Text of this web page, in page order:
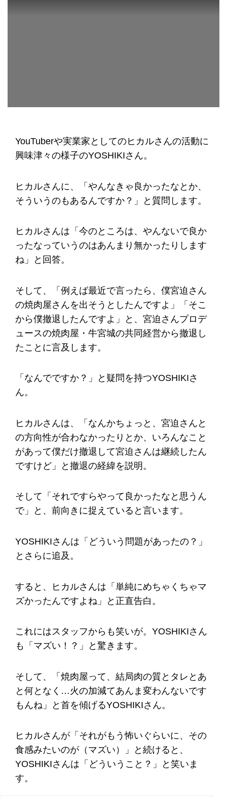
YouTuberや実業家としてのヒカルさんの活動に
興味津々の様子のYOSHIKIさん。
ヒカルさんに、「やんなきゃ良かったなとか、
そういうのもあるんですか？」と質問します。
ヒカルさんは「今のところは、やんないで良か
ったなっていうのはあんまり無かったりします
ね」と回答。
そして、「例えば最近で言ったら、僕宮迫さん
の焼肉屋さんを出そうとしたんですよ」「そこ
から僕撤退したんですよ」と、宮迫さんプロデ
ュースの焼肉屋・牛宮城の共同経営から撤退し
たことに言及します。
「なんでですか？」と疑問を持つYOSHIKIさ
ん。
ヒカルさんは、「なんかちょっと、宮迫さんと
の方向性が合わなかったりとか、いろんなこと
があって僕だけ撤退して宮迫さんは継続したん
ですけど」と撤退の経緯を説明。
そして「それですらやって良かったなと思うん
で」と、前向きに捉えていると言います。
YOSHIKIさんは「どういう問題があったの？」
とさらに追及。
すると、ヒカルさんは「単純にめちゃくちゃマ
ズかったんですよね」と正直告白。
これにはスタッフからも笑いが。YOSHIKIさん
も「マズい！？」と驚きます。
そして、「焼肉屋って、結局肉の質とタレとあ
と何となく…火の加減てあんま変わんないです
もんね」と首を傾げるYOSHIKIさん。
ヒカルさんが「それがもう怖いぐらいに、その
食感みたいのが（マズい）」と続けると、
YOSHIKIさんは「どういうこと？」と笑いま
す。